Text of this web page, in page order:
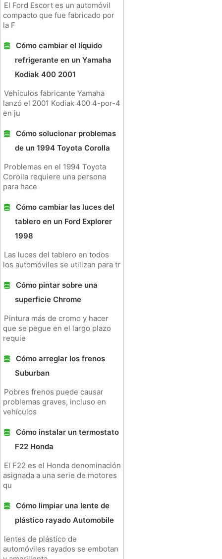
El Ford Escort es un automóvil
compacto que fue fabricado por
la F
Cómo cambiar el líquido
refrigerante en un Yamaha
Kodiak 400 2001
Vehículos fabricante Yamaha
lanzó el 2001 Kodiak 400 4-por-4
en ju
Cómo solucionar problemas
de un 1994 Toyota Corolla
Problemas en el 1994 Toyota
Corolla requiere una persona
para hace
Cómo cambiar las luces del
tablero en un Ford Explorer
1998
Las luces del tablero en todos
los automóviles se utilizan para tr
Cómo pintar sobre una
superficie Chrome
Pintura más de cromo y hacer
que se pegue en el largo plazo
requie
Cómo arreglar los frenos
Suburban
Pobres frenos puede causar
problemas graves, incluso en
vehículos
Cómo instalar un termostato
F22 Honda
El F22 es el Honda denominación
asignada a una serie de motores
qu
Cómo limpiar una lente de
plástico rayado Automobile
lentes de plástico de
automóviles rayados se embotan